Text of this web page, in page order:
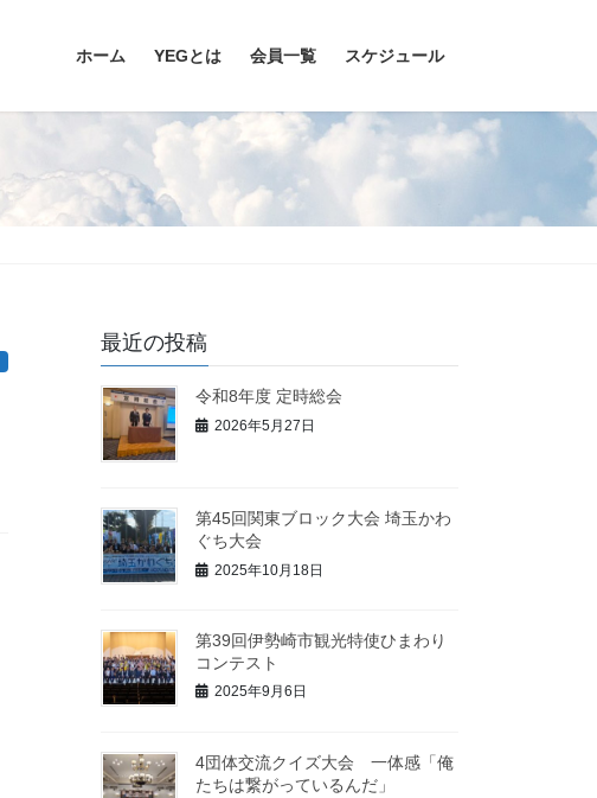
ホーム YEGとは 会員一覧 スケジュール
最近の投稿
令和8年度 定時総会
2026年5月27日
第45回関東ブロック大会 埼玉かわ
ぐち大会
2025年10月18日
第39回伊勢崎市観光特使ひまわり
コンテスト
2025年9月6日
4団体交流クイズ大会 一体感「俺
たちは繋がっているんだ」